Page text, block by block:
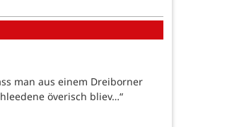
man aus einem Dreiborner
överisch bliev…“